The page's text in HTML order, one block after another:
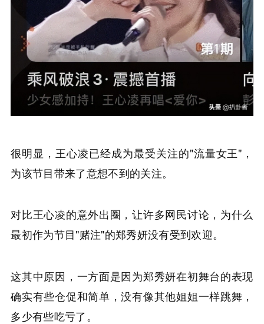
很明显，王心凌已经成为最受关注的"流量女王"，
为该节目带来了意想不到的关注。
对比王心凌的意外出圈，让许多网民讨论，为什么
最初作为节目"赌注"的郑秀妍没有受到欢迎。
这其中原因，一方面是因为郑秀妍在初舞台的表现
确实有些仓促和简单，没有像其他姐姐一样跳舞，
多少有些吃亏了。